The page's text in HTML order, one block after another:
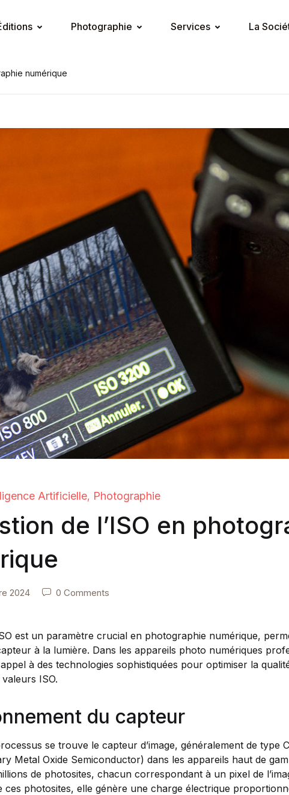
Photographie Services La
numérique
Artificielle, Photographie
de l’ISO en
2024 0 Comments
est un paramètre crucial en photographie numérique,
à la lumière. Dans les appareils photo numériques
à des technologies sophistiquées pour optimiser la
ISO.
du capteur
se trouve le capteur d’image, généralement de type
Metal Oxide Semiconductor) dans les appareils haut de
de photosites, chacun correspondant à un pixel de
ces photosites, elle génère une charge électrique